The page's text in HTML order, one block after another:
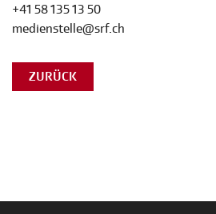
+41 58 135 13 50
medienstelle@srf.ch
ZURÜCK